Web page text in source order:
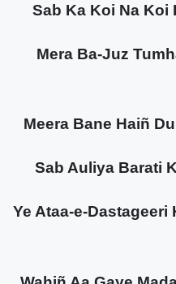
Sab Ka Koi Na Koi
Mera Ba-Juz
Meera Bane Haiñ
Sab Auliya Barati
Ye Ataa-e-Dastageeri